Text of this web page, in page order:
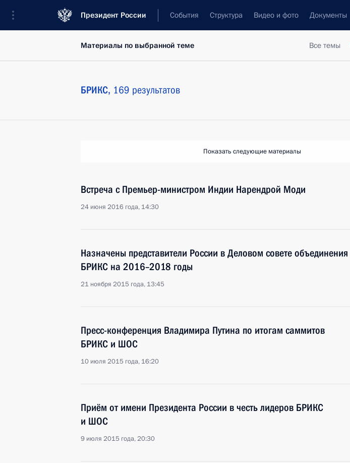
Президент России События Структура Видео и фото Документы
Все темы
Материалы по выбранной теме
БРИКС, 169 результатов
Показать следующие материалы
Встреча с Премьер-министром Индии Нарендрой Моди
24 июня 2016 года, 14:30
Назначены представители России в Деловом совете объединения
БРИКС на 2016–2018 годы
21 ноября 2015 года, 13:45
Пресс-конференция Владимира Путина по итогам саммитов
БРИКС и ШОС
10 июля 2015 года, 16:20
Приём от имени Президента России в честь лидеров БРИКС
и ШОС
9 июля 2015 года, 20:30